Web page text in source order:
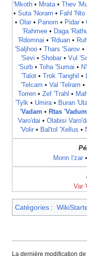
'Mkoth • Mrata• Thev
• Suta 'Noram • Fahl 'Nto
• Olar• Panom • Pidar•
'Rahmee• Daga
'Rdomnai • 'Rduan •
'Saljhoo• Thars 'Sarov•
'Sevi • Shobar • Vul
'Surb• Toha 'Sumai •
'Talot • Trok 'Tanghil •
'Telcam • Val 'Telram •
Torren • Zef 'Trahl •
'Tylk• Umira• Buran
'Vadam • Rtas 'Vadum
Varo'dai • Olabisi
'Volir • Bal'tol 'Xellus •
Monn I'zar•
Var
Catégories :
La dernière modification